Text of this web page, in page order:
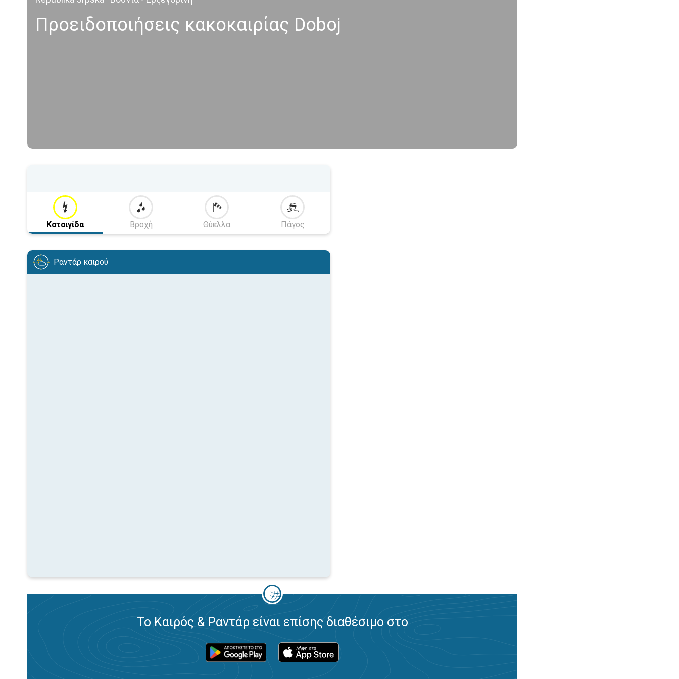
Προειδοποιήσεις κακοκαιρίας Doboj
Καταιγίδα Βροχή Θύελλα Πάγος
Ραντάρ καιρού
Το Καιρός & Ραντάρ είναι επίσης διαθέσιμο στο